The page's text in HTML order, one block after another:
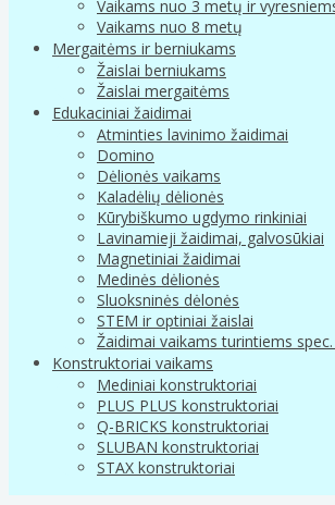
Vaikams nuo 3 metų ir
Vaikams nuo 8 metų
Mergaitėms ir berniukams
Žaislai berniukams
Žaislai mergaitėms
Edukaciniai žaidimai
Atminties lavinimo žaidimai
Domino
Dėlionės vaikams
Kaladėlių dėlionės
Kūrybiškumo ugdymo rinkiniai
Lavinamieji žaidimai, galvosūkiai
Magnetiniai žaidimai
Medinės dėlionės
Sluoksninės dėlonės
STEM ir optiniai žaislai
Žaidimai vaikams turintiems
Konstruktoriai vaikams
Mediniai konstruktoriai
PLUS PLUS konstruktoriai
Q-BRICKS konstruktoriai
SLUBAN konstruktoriai
STAX konstruktoriai